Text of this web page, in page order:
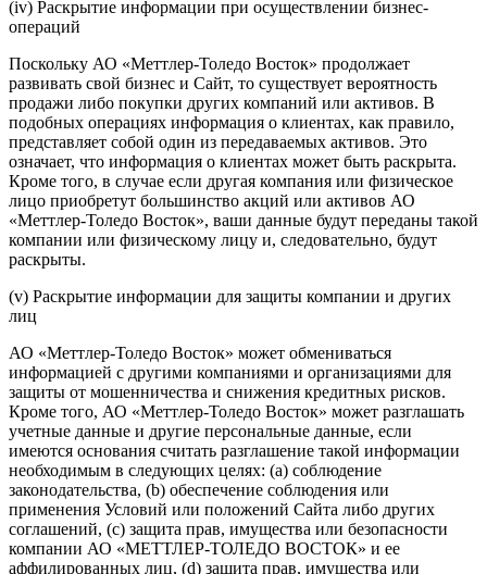
(iv) Раскрытие информации при осуществлении бизнес-
операций
Поскольку АО «Меттлер-Толедо Восток» продолжает
развивать свой бизнес и Сайт, то существует вероятность
продажи либо покупки других компаний или активов. В
подобных операциях информация о клиентах, как правило,
представляет собой один из передаваемых активов. Это
означает, что информация о клиентах может быть раскрыта.
Кроме того, в случае если другая компания или физическое
лицо приобретут большинство акций или активов АО
«Меттлер-Толедо Восток», ваши данные будут переданы такой
компании или физическому лицу и, следовательно, будут
раскрыты.
(v) Раскрытие информации для защиты компании и других
лиц
АО «Меттлер-Толедо Восток» может обмениваться
информацией с другими компаниями и организациями для
защиты от мошенничества и снижения кредитных рисков.
Кроме того, АО «Меттлер-Толедо Восток» может разглашать
учетные данные и другие персональные данные, если
имеются основания считать разглашение такой информации
необходимым в следующих целях: (a) соблюдение
законодательства, (b) обеспечение соблюдения или
применения Условий или положений Сайта либо других
соглашений, (c) защита прав, имущества или безопасности
компании АО «МЕТТЛЕР-ТОЛЕДО ВОСТОК» и ее
аффилированных лиц, (d) защита прав, имущества или